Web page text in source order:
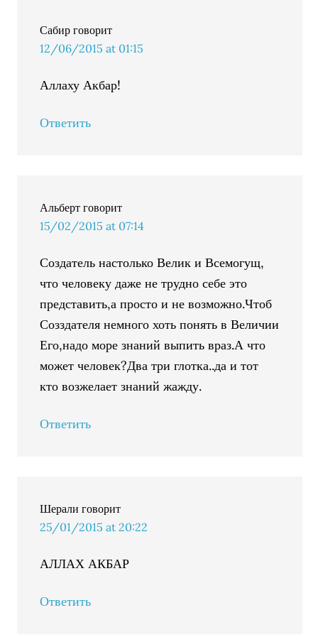
Сабир говорит
12/06/2015 at 01:15
Аллаху Акбар!
Ответить
Альберт говорит
15/02/2015 at 07:14
Создатель настолько Велик и Всемогущ,
что человеку даже не трудно себе это
представить,а просто и не возможно.Чтоб
Созздателя немного хоть понять в Величии
Его,надо море знаний выпить враз.А что
может человек?Два три глотка..да и тот
кто возжелает знаний жажду.
Ответить
Шерали говорит
25/01/2015 at 20:22
АЛЛАХ АКБАР
Ответить